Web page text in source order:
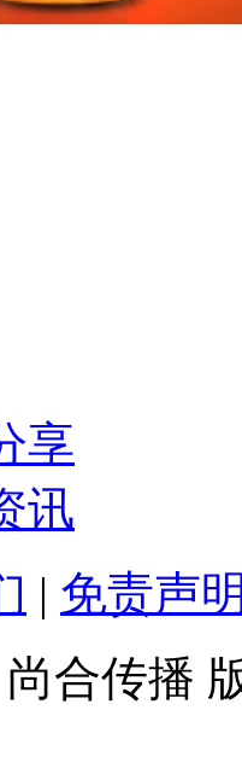
享
讯
| 免责声明
合传播